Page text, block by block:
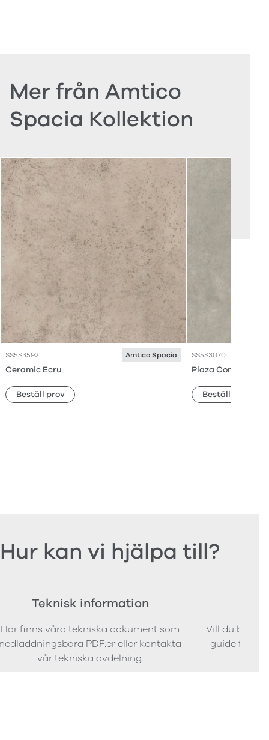
Mer från Amtico
Spacia Kollektion
SS5S3592 Amtico Spacia
Ceramic Ecru
Beställ prov
SS5S3070
Plaza Concrete
Beställ prov
Hur kan vi hjälpa till?
Teknisk information
Här finns våra tekniska dokument som
PDF:er eller kontakta
vår tekniska avdelning.
Vill du
guide för